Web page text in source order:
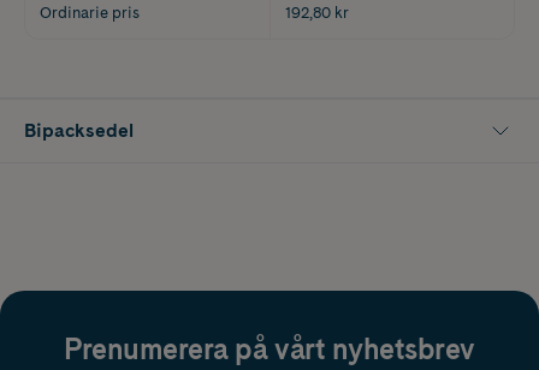
Ordinarie pris 192,80 kr
Bipacksedel
Prenumerera på vårt nyhetsbrev